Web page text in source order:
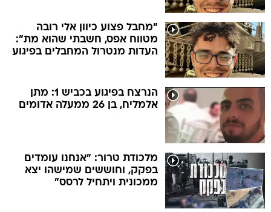
"מחבל פצוע כיוון אלי רובה
מטווח אפס, חשבתי שהוא מת":
העדות מנטרול המחבלים בפיגוע
הנרצח בפיגוע בכביש 1: מתן
אלמליח, בן 26 ממעלה אדומים
מלכודת טרור: "אנחנו עומדים
בפקק, וחוששים שמישהו יצא
ממכונית ויתחיל לרסס"